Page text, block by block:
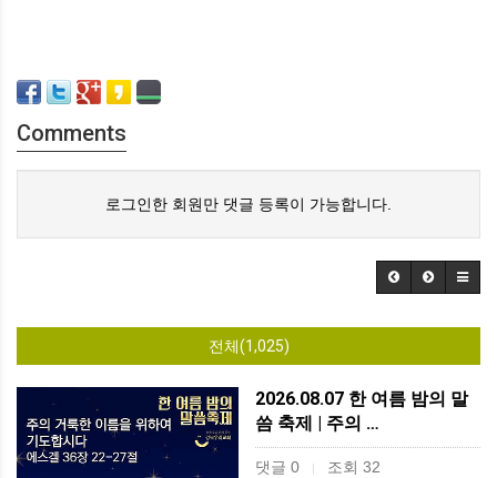
Comments
로그인한 회원만 댓글 등록이 가능합니다.
전체(1,025)
2026.08.07 한 여름 밤의 말
씀 축제 | 주의 …
댓글 0 | 조회 32